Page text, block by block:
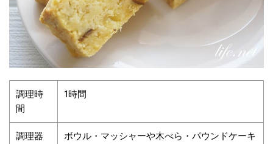
調理時
間
1時間
調理器
ボウル・マッシャーや木べら・パウンドケーキ